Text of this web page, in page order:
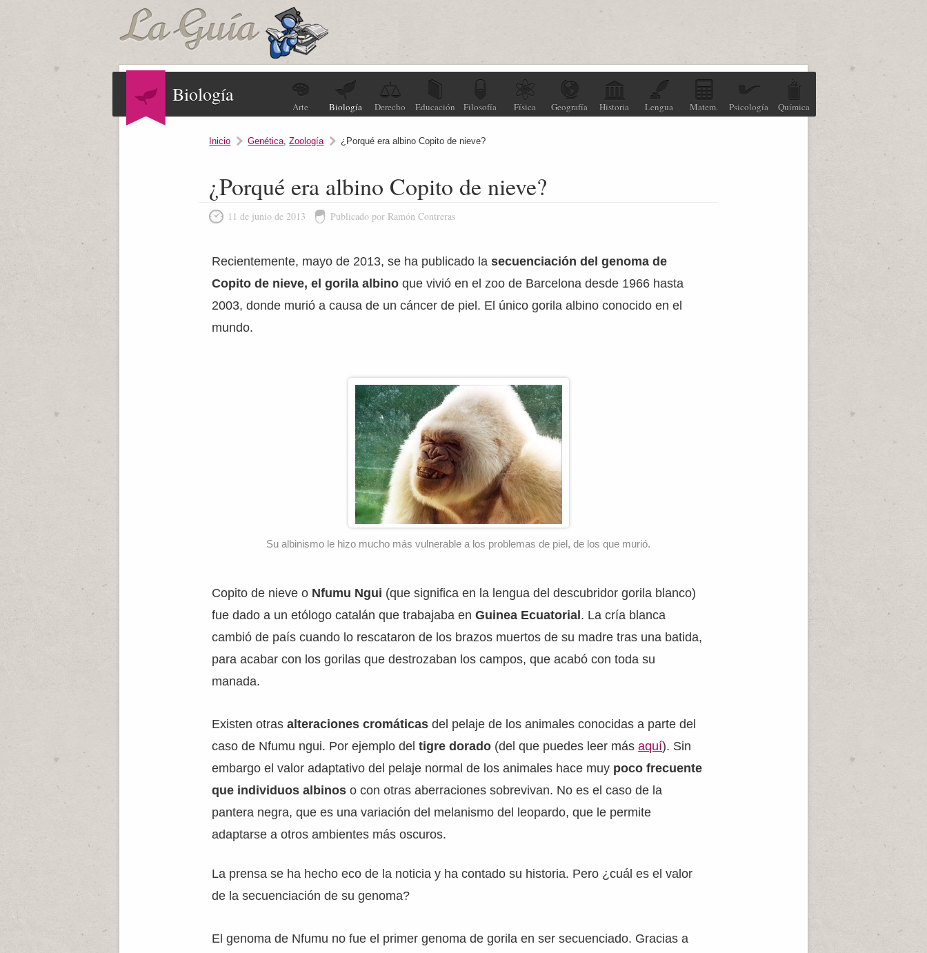
Biología
Arte Biología Derecho Educación Filosofía Física Geografía Historia Lengua Matem. Psicología Química
Inicio Genética,Zoología ¿Porqué era albino Copito de nieve?
¿Porqué era albino Copito de nieve?
11 de junio de 2013 Publicado por Ramón Contreras
Recientemente, mayo de 2013, se ha publicado lasecuenciación del genoma de
Copito de nieve, el gorila albino que vivió en el zoo de Barcelona desde 1966 hasta
2003, donde murió a causa de un cáncer de piel. El único gorila albino conocido en el
mundo.
Su albinismo le hizo mucho más vulnerable a los problemas de piel, de los que murió.
Copito de nieve o Nfumu Ngui (que significa en la lengua del descubridor gorila blanco)
fue dado a un etólogo catalán que trabajaba enGuinea Ecuatorial . La cría blanca
cambió de país cuando lo rescataron de los brazos muertos de su madre tras una batida,
para acabar con los gorilas que destrozaban los campos, que acabó con toda su
manada.
Existen otrasalteraciones cromáticas del pelaje de los animales conocidas a parte del
caso de Nfumu ngui. Por ejemplo deltigre dorado (del que puedes leer másaquí). Sin
embargo el valor adaptativo del pelaje normal de los animales hace muy poco frecuente
que individuos albinos o con otras aberraciones sobrevivan. No es el caso de la
pantera negra, que es una variación del melanismo del leopardo, que le permite
adaptarse a otros ambientes más oscuros.
La prensa se ha hecho eco de la noticia y ha contado su historia. Pero ¿cuál es el valor
de la secuenciación de su genoma?
El genoma de Nfumu no fue el primer genoma de gorila en ser secuenciado. Gracias a